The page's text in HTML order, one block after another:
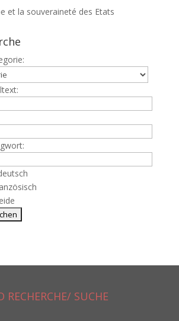
et la souveraineté des Etats
RECHERCHE/ SUCHE